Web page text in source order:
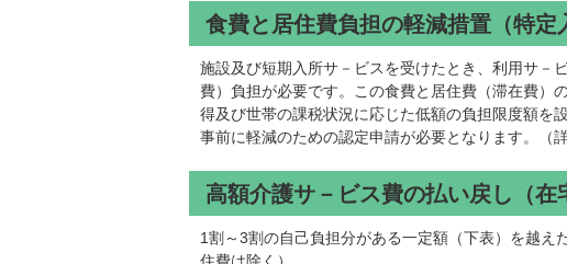
食費と居住費負担の軽減措置（特定
施設及び短期入所サ－ビスを受けたとき、利用サ－
費）負担が必要です。この食費と居住費（滞在費）
得及び世帯の課税状況に応じた低額の負担限度額を
事前に軽減のための認定申請が必要となります。（
高額介護サ－ビス費の払い戻し（在
1割～3割の自己負担分がある一定額（下表）を越